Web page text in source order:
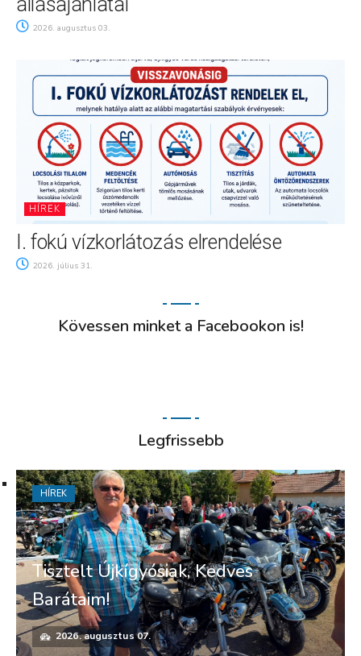
2026. augusztus 03.
HÍREK
I. fokú vízkorlátozás elrendelése
2026. július 31.
Kövessen minket a Facebookon is!
Legfrissebb
Tisztelt Újkígyósiak, Kedves
Barátaim!
2026. augusztus 07.
HÍREK